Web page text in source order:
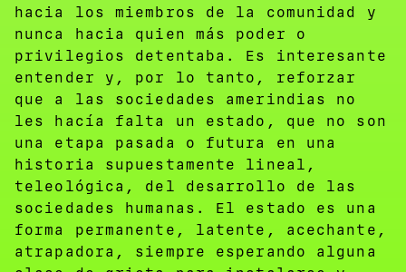
hacia los miembros de la comunidad y
nunca hacia quien más poder o
privilegios detentaba. Es interesante
entender y, por lo tanto, reforzar
que a las sociedades amerindias no
les hacía falta un estado, que no son
una etapa pasada o futura en una
historia supuestamente lineal,
teleológica, del desarrollo de las
sociedades humanas. El estado es una
forma permanente, latente, acechante,
atrapadora, siempre esperando alguna